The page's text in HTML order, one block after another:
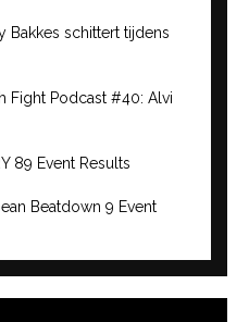
Bakkes schittert tijdens
Fight Podcast #40: Alvi
89 Event Results
Beatdown 9 Event